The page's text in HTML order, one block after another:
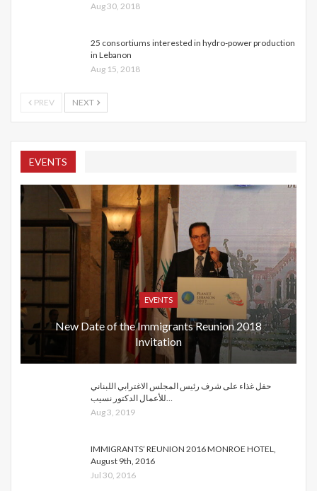
Aug 30, 2018
25 consortiums interested in hydro-power production
in Lebanon
Aug 15, 2018
PREV NEXT
EVENTS
EVENTS
New Date of the Immigrants Reunion 2018
Invitation
حفل غذاء على شرف رئيس المجلس الاغترابي اللبناني
للأعمال الدكتور نسيب…
Aug 3, 2019
IMMIGRANTS’ REUNION 2016 MONROE HOTEL,
August 9th, 2016
Jul 30, 2016